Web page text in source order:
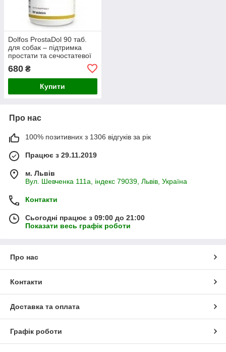
Dolfos ProstaDol 90 таб.
для собак – підтримка
простати та сечостатевої
680 ₴
Купити
Про нас
100% позитивних з 1306 відгуків за рік
Працює з 29.11.2019
м. Львів
Вул. Шевченка 111а, індекс 79039, Львів, Україна
Контакти
Сьогодні працює з 09:00 до 21:00
Показати весь графік роботи
Про нас
Контакти
Доставка та оплата
Графік роботи